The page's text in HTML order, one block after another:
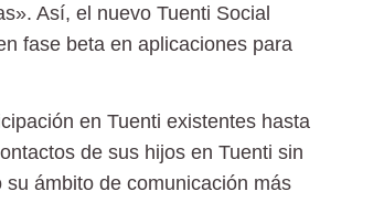
Así, el nuevo Tuenti Social
fase beta en aplicaciones para
en Tuenti existentes hasta
de sus hijos en Tuenti sin
ámbito de comunicación más